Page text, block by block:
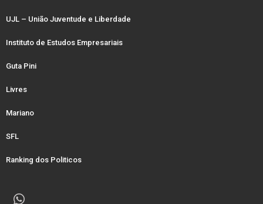
UJL – União Juventude e Liberdade
Instituto de Estudos Empresariais
Guta Pini
Livres
Mariano
SFL
Ranking dos Politicos